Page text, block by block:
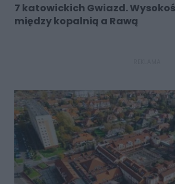
7 katowickich Gwiazd.
między kopalnią a Rawą